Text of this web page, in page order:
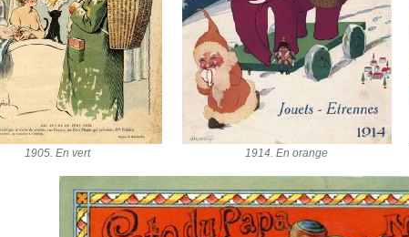
1905. En vert 1914. En orange